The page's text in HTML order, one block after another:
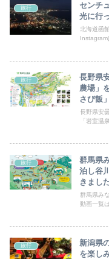
旅行
センチ
光に行
北海道函
旅行
長野県
農場」
さび飯
長野県安
「岩室温
旅行
群馬県
泊し谷
きまし
群馬県み
動画一覧
旅行
新潟県
を楽し